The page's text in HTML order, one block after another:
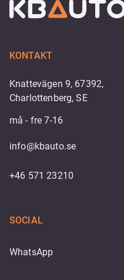
KONTAKT
Knattevägen 9, 67392,
Charlottenberg, SE
må - fre 7-16
info@kbauto.se
+46 571 23210
SOCIAL
WhatsApp